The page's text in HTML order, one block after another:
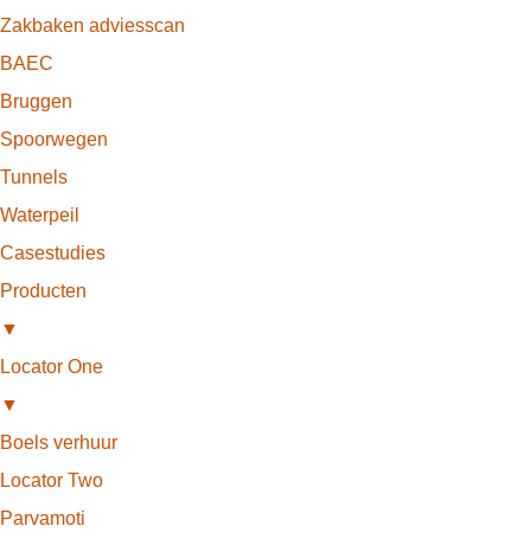
Zakbaken adviesscan
BAEC
Bruggen
Spoorwegen
Tunnels
Waterpeil
Casestudies
Producten
▼
Locator One
▼
Boels verhuur
Locator Two
Parvamoti